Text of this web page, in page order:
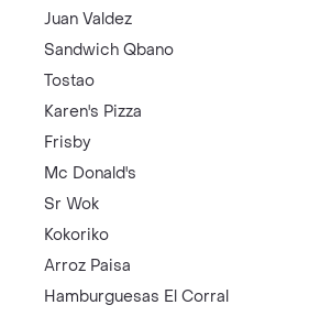
Juan Valdez
Sandwich Qbano
Tostao
Karen's Pizza
Frisby
Mc Donald's
Sr Wok
Kokoriko
Arroz Paisa
Hamburguesas El Corral